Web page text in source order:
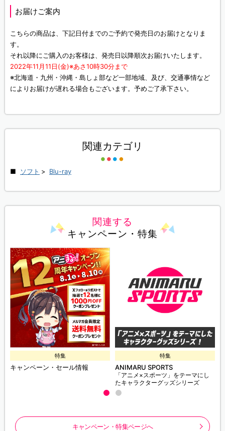
お届けご案内
こちらの商品は、下記日付までのご予約で発売日のお届けとなりま
す。
それ以降にご購入のお客様は、発売日以降順次お届けいたします。
2022年11月11日(金)※あさ10時30分まで
※北海道・九州・沖縄・島しょ部など一部地域、及び、交通事情など
によりお届けが遅れる場合もございます。予めご了承下さい。
関連カテゴリ
ソフト > Blu-ray
関連する
キャンペーン・特集
特集
キャンペーン・セール情報
特集
ANIMARU SPORTS
「アニメ×スポーツ」をテーマにし
たキャラクターグッズシリーズ
キャンペーン・特集ページへ